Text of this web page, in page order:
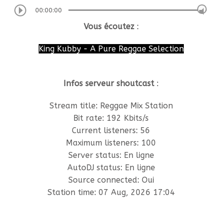
00:00:00
Vous écoutez :
King Kubby - A Pure Reggae Selection
Infos serveur shoutcast :
Stream title: Reggae Mix Station
Bit rate: 192 Kbits/s
Current listeners: 56
Maximum listeners: 100
Server status: En ligne
AutoDJ status: En ligne
Source connected: Oui
Station time: 07 Aug, 2026 17:04